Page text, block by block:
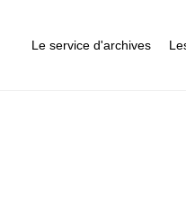
Le service d'archives